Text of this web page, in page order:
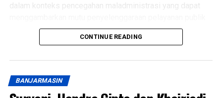
dalam konteks pencegahan maladministrasi yang dapat
dan merekam tingkat kepercayaan masyarakat terhadap
penyelenggara. Adapun yang menjadi aspek penilaian
Masyarakat (Integritas, Kapasitas, Tata Kelola), serta
Tingkat Kepatuhan terhadap produk-produk pengawasan
CONTINUE READING
BANJARMASIN